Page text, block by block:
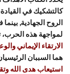
كالتشكيك في
الروح الجهادية,
لمواجهة هذه الحرب،
الارتقاء الإيماني
هما السببان
استيعاب هدى الله